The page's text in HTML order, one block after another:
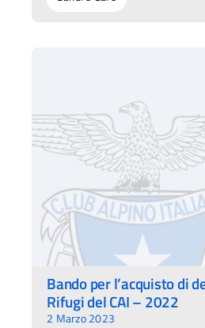
Bando per l’acquisto di
Rifugi del CAI – 2022
2 Marzo 2023